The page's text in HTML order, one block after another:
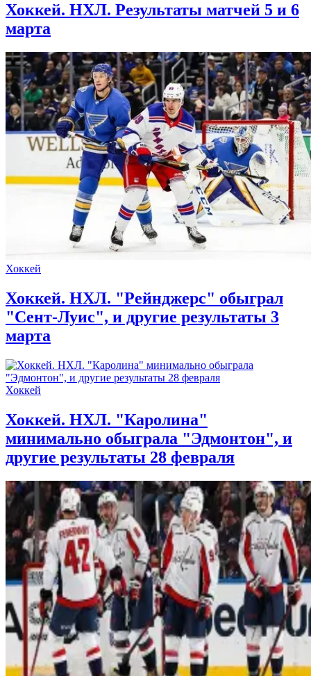
Хоккей. НХЛ. Результаты матчей 5 и 6
марта
Хоккей
Хоккей. НХЛ. "Рейнджерс" обыграл
"Сент-Луис", и другие результаты 3
марта
Хоккей
Хоккей. НХЛ. "Каролина"
минимально обыграла "Эдмонтон", и
другие результаты 28 февраля